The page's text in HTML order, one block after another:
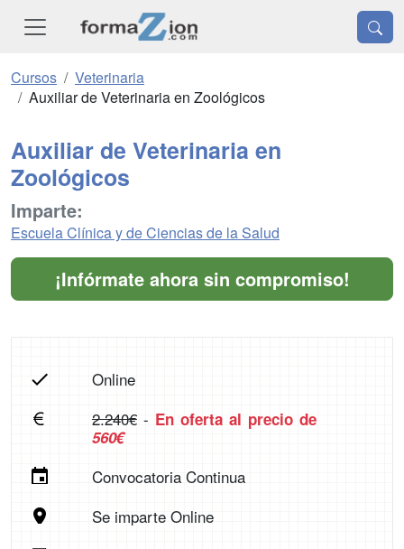
Cursos
Veterinaria
Auxiliar de Veterinaria en Zoológicos
Auxiliar de Veterinaria en
Zoológicos
Imparte:
Escuela Clínica y de Ciencias de la Salud
¡Infórmate ahora sin compromiso!
Online
2.240€- En oferta al precio de
560€
Convocatoria Continua
Se imparte Online